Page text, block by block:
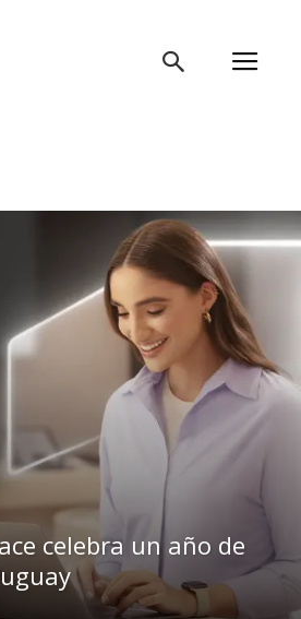
celebra un año de